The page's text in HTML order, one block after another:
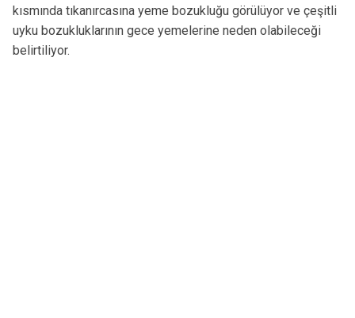
kısmında tıkanırcasına yeme bozukluğu görülüyor ve çeşitli
uyku bozukluklarının gece yemelerine neden olabileceği
belirtiliyor.